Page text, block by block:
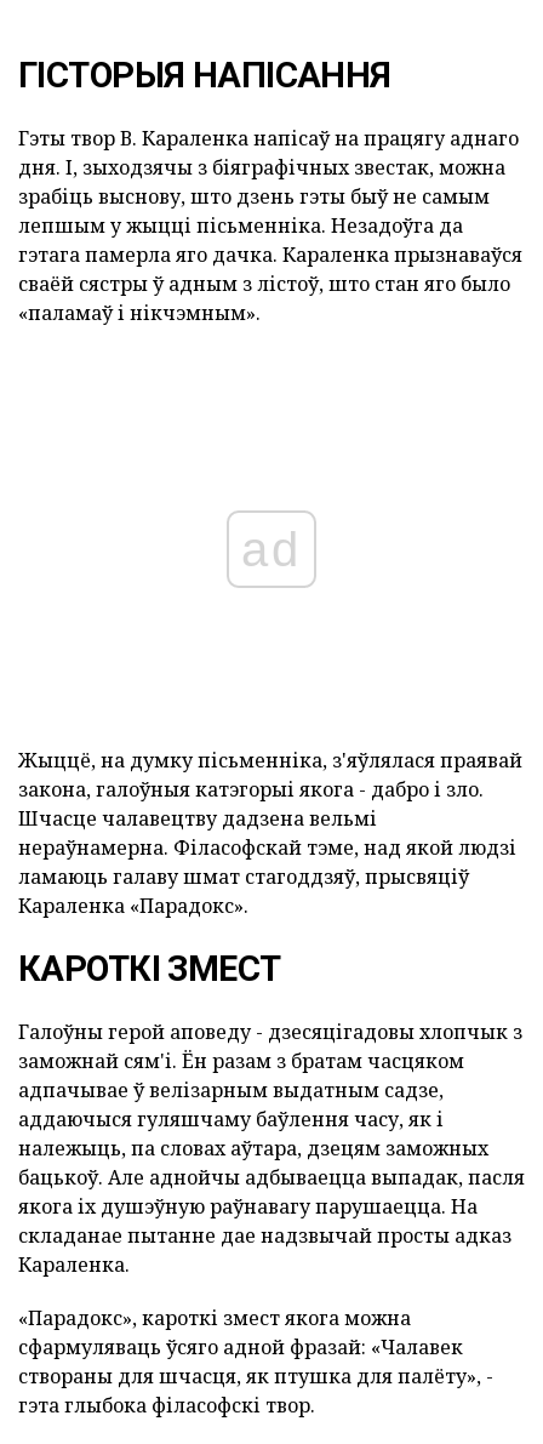
ГІСТОРЫЯ НАПІСАННЯ
Гэты твор В. Караленка напісаў на працягу аднаго
дня. І, зыходзячы з біяграфічных звестак, можна
зрабіць выснову, што дзень гэты быў не самым
лепшым у жыцці пісьменніка. Незадоўга да
гэтага памерла яго дачка. Караленка прызнаваўся
сваёй сястры ў адным з лістоў, што стан яго было
«паламаў і нікчэмным».
ad
Жыццё, на думку пісьменніка, з'яўлялася праявай
закона, галоўныя катэгорыі якога - дабро і зло.
Шчасце чалавецтву дадзена вельмі
нераўнамерна. Філасофскай тэме, над якой людзі
ламаюць галаву шмат стагоддзяў, прысвяціў
Караленка «Парадокс».
КАРОТКІ ЗМЕСТ
Галоўны герой аповеду - дзесяцігадовы хлопчык з
заможнай сям'і. Ён разам з братам часцяком
адпачывае ў велізарным выдатным садзе,
аддаючыся гуляшчаму баўлення часу, як і
належыць, па словах аўтара, дзецям заможных
бацькоў. Але аднойчы адбываецца выпадак, пасля
якога іх душэўную раўнавагу парушаецца. На
складанае пытанне дае надзвычай просты адказ
Караленка.
«Парадокс», кароткі змест якога можна
сфармуляваць ўсяго адной фразай: «Чалавек
створаны для шчасця, як птушка для палёту», -
гэта глыбока філасофскі твор.